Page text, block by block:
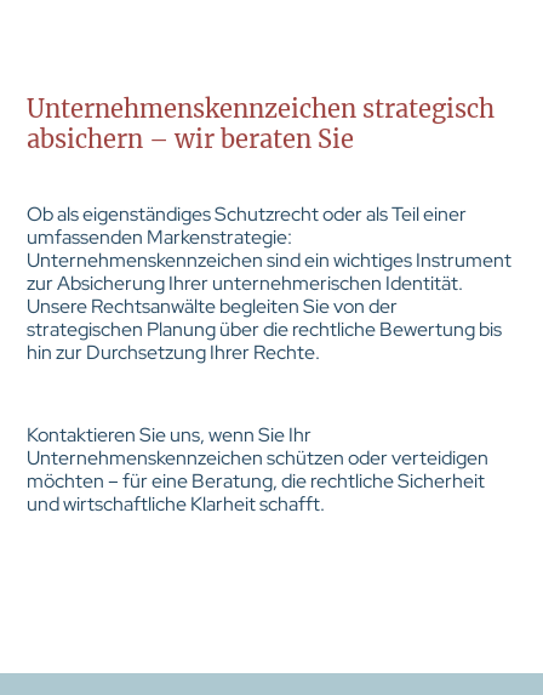
Unternehmenskennzeichen strategisch
absichern – wir beraten Sie
Ob als eigenständiges Schutzrecht oder als Teil einer
umfassenden Markenstrategie:
Unternehmenskennzeichen sind ein wichtiges Instrument
zur Absicherung Ihrer unternehmerischen Identität.
Unsere Rechtsanwälte begleiten Sie von der
strategischen Planung über die rechtliche Bewertung bis
hin zur Durchsetzung Ihrer Rechte.
Kontaktieren Sie uns, wenn Sie Ihr
Unternehmenskennzeichen schützen oder verteidigen
möchten – für eine Beratung, die rechtliche Sicherheit
und wirtschaftliche Klarheit schafft.